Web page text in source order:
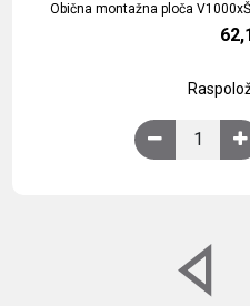
Obična montažna ploča
Obična